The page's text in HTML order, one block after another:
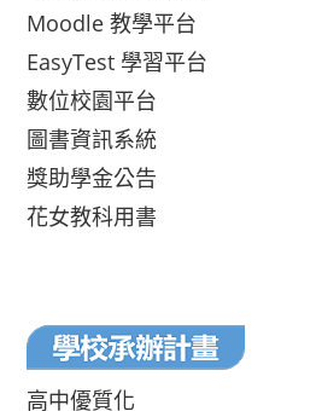
Moodle 教學平台
EasyTest 學習平台
數位校園平台
圖書資訊系統
獎助學金公告
花女教科用書
高中優質化